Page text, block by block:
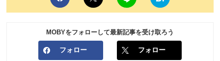
MOBYをフォローして最新記事を受け取ろう
フォロー フォロー